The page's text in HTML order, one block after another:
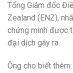
Tổng Giám đốc
Zealand (ENZ),
chứng minh được
đại dịch gây ra.
Ông cho biết